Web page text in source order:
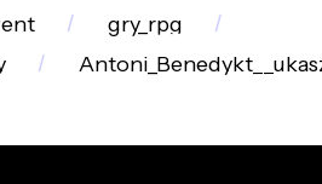
gry_rpg